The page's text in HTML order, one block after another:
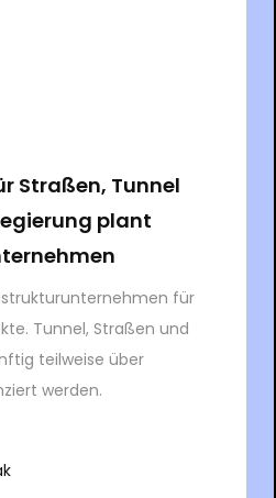
Straßen, Tunnel
plant
für
Tunnel, Straßen und
teilweise über
werden.